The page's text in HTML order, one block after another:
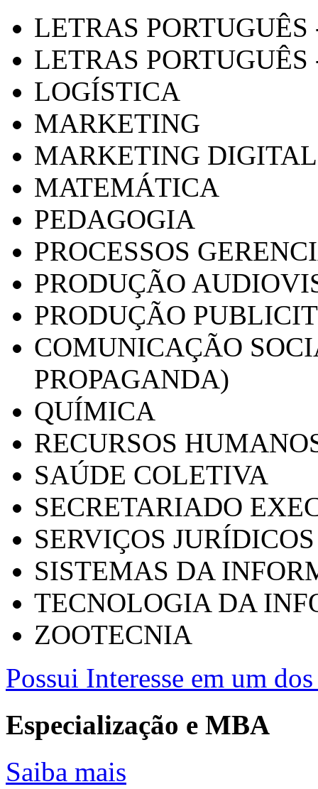
LETRAS
LETRAS PORTUGUÊS
LOGÍSTICA
MARKETING
MARKETING DIGITAL
MATEMÁTICA
PEDAGOGIA
PROCESSOS
PRODUÇÃO
PRODUÇÃO
COMUNICAÇÃO
PROPAGANDA)
QUÍMICA
RECURSOS
SAÚDE COLETIVA
SECRETARIADO
SERVIÇOS
SISTEMAS DA
TECNOLOGIA DA
ZOOTECNIA
Possui Interesse em um
Especialização e MBA
Saiba mais